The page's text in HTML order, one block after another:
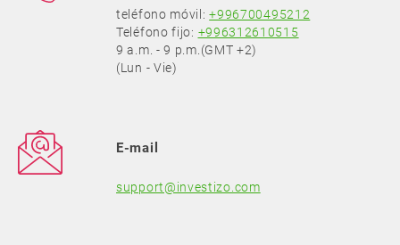
teléfono móvil:+996700495212
Teléfono fijo: +996312610515
9 a.m. - 9 p.m.(GMT +2)
(Lun - Vie)
E-mail
support@investizo.com